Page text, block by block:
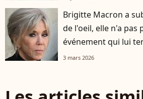
Brigitte Macron a
de l'oeil, elle n'a pas
événement qui lui
3 mars 2026